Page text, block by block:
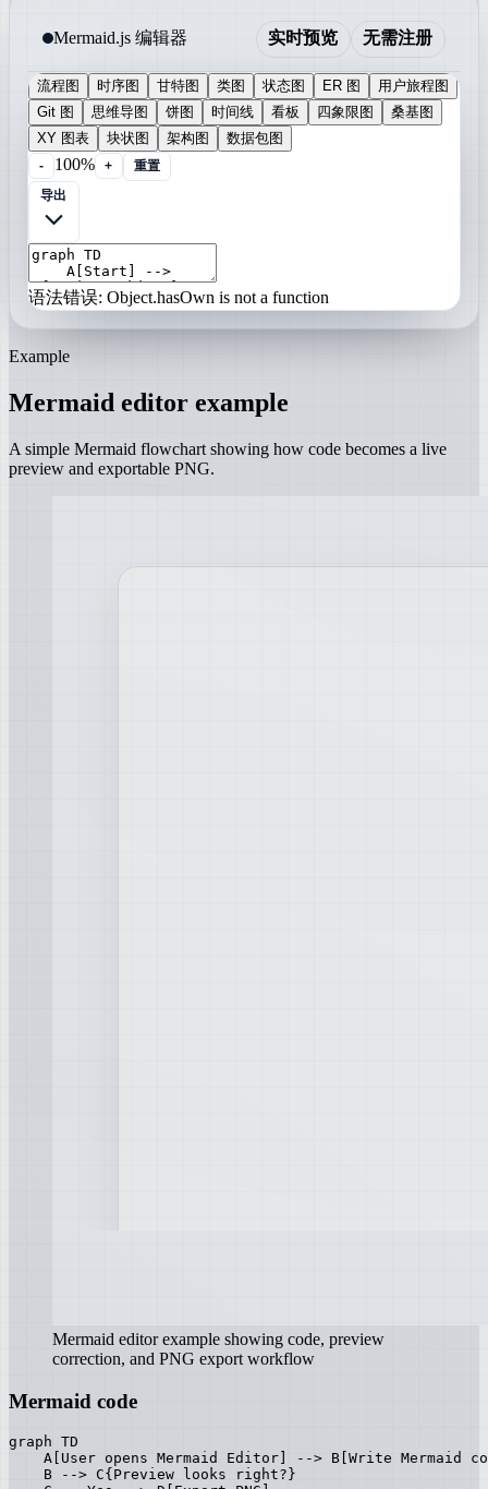
Mermaid.js 编辑器 实时预览 无需注册
流程图 时序图 甘特图 类图 状态图 ER 图
用户旅程图
Git 图
思维导图 饼图 时间线 看板 四象限图
桑基图
XY 图表
块状图 架构图 数据包图
- 100% +
重置
语法错误: Object.hasOwn is not a function
Example
Mermaid editor example
A simple Mermaid flowchart showing how code becomes a live
preview and exportable PNG.
Mermaid editor example showing code, preview
correction, and PNG export workflow
Mermaid code
graph TD
A[User opens Mermaid Editor] --> B[Write Mermaid
    B --> C{Preview looks right?}